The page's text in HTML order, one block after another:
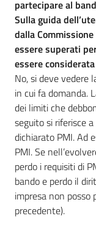
partecipare al
Sulla guida
dalla
essere superati
essere
No, si deve vedere
in cui fa domanda.
dei limiti che
seguito si riferisce
dichiarato PMI. Ad
PMI. Se
perdo i requisiti di
bando e perdo il
impresa non posso
precedente).